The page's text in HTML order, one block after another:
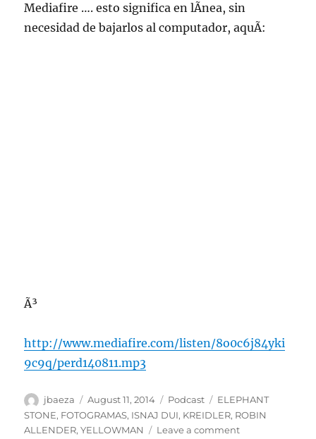
Mediafire …. esto significa en lÃ­nea, sin
necesidad de bajarlos al computador, aquÃ­:
Ã³
http://www.mediafire.com/listen/8o0c6j84yki
9c9q/perd140811.mp3
Author
jbaeza
Posted
on
August 11, 2014 Categories
Podcast Tags
ELEPHANT
STONE, FOTOGRAMAS, ISNAJ DUI, KREIDLER, ROBIN
ALLENDER,YELLOWMAN Leave a commenton